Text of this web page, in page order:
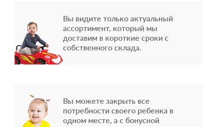
Вы видите только актуальный
ассортимент, который мы
доставим в короткие сроки с
собственного склада.
Вы можете закрыть все
потребности своего ребенка в
одном месте, а с бонусной